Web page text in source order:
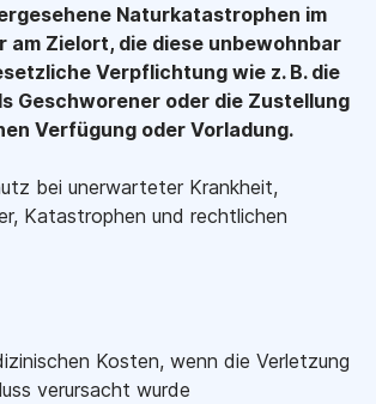
Naturkatastrophen im
am Zielort, die diese unbewohnbar
Verpflichtung wie z. B. die
Geschworener oder die Zustellung
Verfügung oder Vorladung.
bei unerwarteter Krankheit,
Katastrophen und rechtlichen
Kosten, wenn die Verletzung
verursacht wurde